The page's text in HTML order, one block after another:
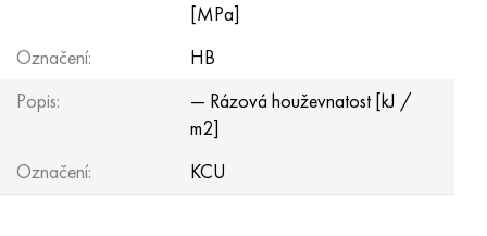
[MPa]
Označení:
HB
Popis:
— Rázová houževnatost [kJ /
m2]
Označení:
KCU